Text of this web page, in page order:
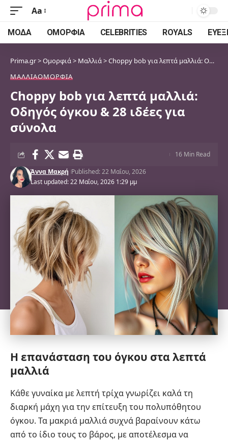
Font
Resizer
Aa
ΜΌΔΑ ΟΜΟΡΦΙΆ CELEBRITIES ROYALS
Prima.gr>Ομορφιά> Μαλλιά>Choppy bob για λεπτά μαλλιά: Οδηγός όγκου & 28 ιδέες για σύνολα
ΜΑΛΛΙΆΟΜΟΡΦΙΆ
Choppy bob για λεπτά μαλλιά:
Οδηγός όγκου & 28 ιδέες για
σύνολα
Last updated: 22 Μαΐου, 2026 1:29 μμ
Άννα Μακρή Published: 22 Μαΐου, 2026
16 Min Read
Η επανάσταση του όγκου στα λεπτά
μαλλιά
Κάθε γυναίκα με λεπτή τρίχα γνωρίζει καλά τη
διαρκή μάχη για την επίτευξη του πολυπόθητου
όγκου. Τα μακριά μαλλιά συχνά βαραίνουν κάτω
από το ίδιο τους το βάρος, με αποτέλεσμα να